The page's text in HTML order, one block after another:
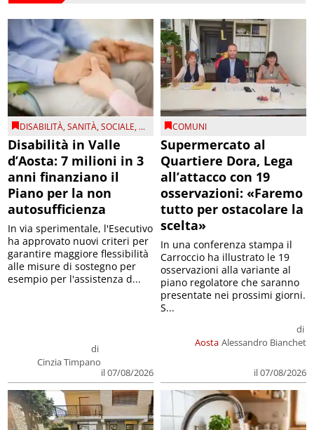
DISABILITÀ,SANITÀ,SOCIALE, ...
Disabilità in Valle
d’Aosta: 7 milioni in 3
anni finanziano il
Piano per la non
autosufficienza
di
Cinzia Timpano
il 07/08/2026
In via sperimentale, l'Esecutivo
ha approvato nuovi criteri per
garantire maggiore flessibilità
alle misure di sostegno per
esempio per l'assistenza d...
COMUNI
Supermercato al
Quartiere Dora, Lega
all’attacco con 19
osservazioni: «Faremo
tutto per ostacolare la
scelta»
Aosta
di
Alessandro Bianchet
il 07/08/2026
In una conferenza stampa il
Carroccio ha illustrato le 19
osservazioni alla variante al
piano regolatore che saranno
presentate nei prossimi giorni.
S...